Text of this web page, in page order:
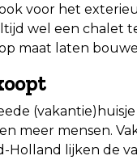
voor het
wel een chalet
maat laten
meer mensen.
Holland lijken de